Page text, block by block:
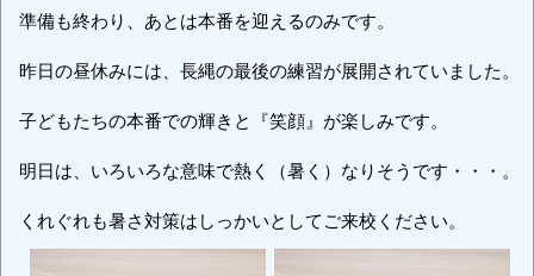
準備も終わり、あとは本番を迎えるのみです。
昨日の昼休みには、長縄の最後の練習が展開されていました。
子どもたちの本番での輝きと『笑顔』が楽しみです。
明日は、いろいろな意味で熱く（暑く）なりそうです・・・。
くれぐれも暑さ対策はしっかいとしてご来校ください。